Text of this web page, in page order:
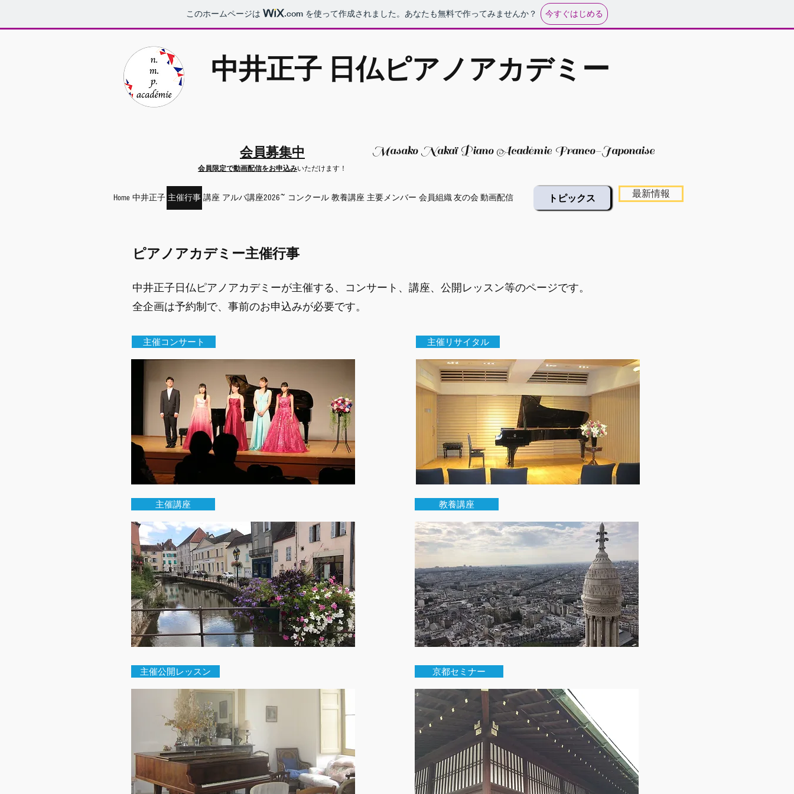
このホームページは .com を使って作成されました。あなたも無料で作ってみませんか？ 今すぐはじめる
​中井正子 日仏ピアノアカデミー
​会員募集中
会員限定で動画配信をお申込みいただけます！
Masako Nakaï Piano Académie Franco-Japonaise
Home 中井正子 主催行事 講座 アルバ講座2026~ コンクール 教養講座 主要メンバー 会員組織 友の会 動画配信 トピックス 最新情報
​ピアノアカデミー主催行事
​中井正子日仏ピアノアカデミーが主催する、コンサート、講座、公開レッスン等のページです。
​​全企画は予約制で、事前のお申込みが必要です。
主催コンサート 主催リサイタル
主催講座 教養講座
主催公開レッスン 京都セミナー